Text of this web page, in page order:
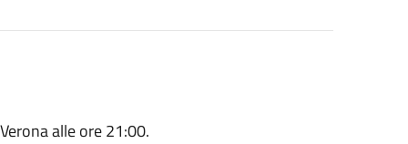
alle ore 21:00.